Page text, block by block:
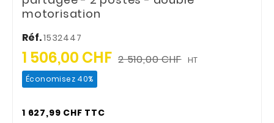
motorisation
Réf.1532447
1 506,00 CHF 2 510,00 CHF HT
Économisez 40%
1 627,99 CHF TTC